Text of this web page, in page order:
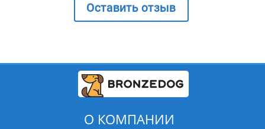
Оставить отзыв
О КОМПАНИИ